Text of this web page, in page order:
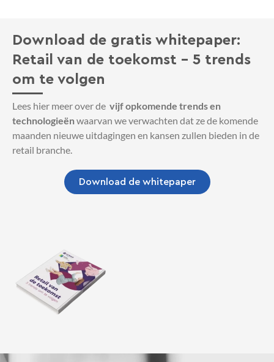
Download de gratis whitepaper:
Retail van de toekomst - 5 trends
om te volgen
Lees hier meer over de vijf opkomende trends en
technologieënwaarvan we verwachten dat ze de komende
maanden nieuwe uitdagingen en kansen zullen bieden in de
retail branche.
Download de whitepaper